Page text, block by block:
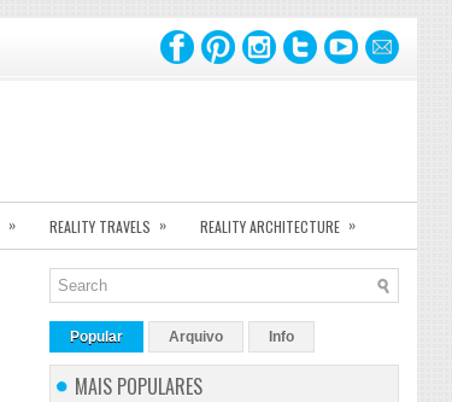
» REALITY TRAVELS » REALITY ARCHITECTURE »
Popular Arquivo Info
MAIS POPULARES